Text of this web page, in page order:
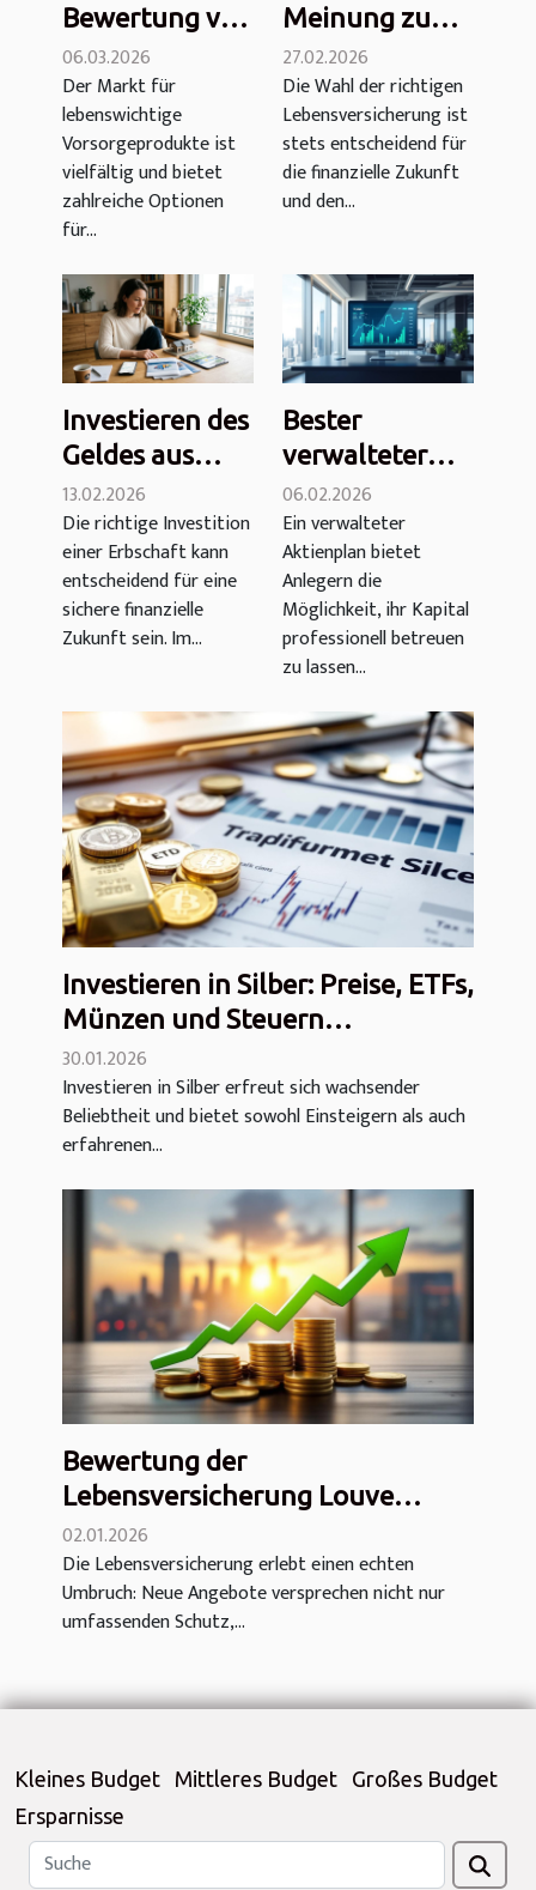
Bewertung von
Essentiel Vie:
Kosten, Euro-
Fonds und
mehr
06.03.2026
Der Markt für
lebenswichtige
Vorsorgeprodukte ist
vielfältig und bietet
zahlreiche Optionen
für...
Meinung zu
Altaprofits
Leben:
Gebühren,
Eurofonds,
Leistung und
27.02.2026
Die Wahl der richtigen
Lebensversicherung ist
stets entscheidend für
die finanzielle Zukunft
und den...
Investieren des
Geldes aus
einem Erbe
oder einer
Erbschaft im
Jahr 2026: 5
Möglichkeiten
13.02.2026
Die richtige Investition
einer Erbschaft kann
entscheidend für eine
sichere finanzielle
Zukunft sein. Im...
Bester
verwalteter
Aktienplan
2026:
Vergleich,
Kosten,
Leistung
06.02.2026
Ein verwalteter
Aktienplan bietet
Anlegern die
Möglichkeit, ihr Kapital
professionell betreuen
zu lassen...
Investieren in Silber: Preise, ETFs,
Münzen und Steuern
(Bewertung)
30.01.2026
Investieren in Silber erfreut sich wachsender
Beliebtheit und bietet sowohl Einsteigern als auch
erfahrenen...
Bewertung der
Lebensversicherung Louve
Infinity: niedrigste Gebühren,
Rekord gebrochen!
02.01.2026
Die Lebensversicherung erlebt einen echten
Umbruch: Neue Angebote versprechen nicht nur
umfassenden Schutz,...
Kleines Budget Mittleres Budget
Großes Budget
Ersparnisse